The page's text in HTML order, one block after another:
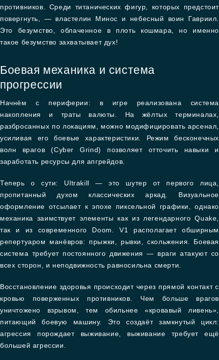
противников. Среди титанических фигур, которых предстоит
повергнуть, — властелин Минос и небесный воин Гавриил.
Это безумство, облаченное в плоть кошмара, но именно
такое безумство захватывает дух!
Боевая механика и система
прогрессии
Начнём с периферии: в игре реализована система
накопления и траты валюты. На жёлтых терминалах,
разбросанных по локациям, можно модифицировать арсенал,
усиливая его боевые характеристики. Режим бесконечных
волн врагов (Cyber Grind) позволяет отточить навыки и
заработать ресурсы для апгрейдов.
Теперь о сути: Ultrakill — это шутер от первого лица,
пропитанный духом классических аркад. Визуальное
оформление отсылает к эпохе пиксельной графики, однако
механика заимствует элементы как из легендарного Quake,
так и из современного Doom. V1 располагает обширным
репертуаром манёвров: прыжки, рывки, скольжения. Боевая
система требует постоянного движения — враги атакуют со
всех сторон, и неподвижность равносильна смерти.
Восстановление здоровья происходит через прямой контакт с
кровью поверженных противников. Чем больше врагов
уничтожено взрывом, тем обильнее «кровавый ливень»,
питающий боевую машину. Это создаёт замкнутый цикл:
агрессия порождает выживание, выживание требует ещё
большей агрессии.